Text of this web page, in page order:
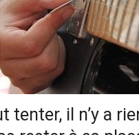
tenter, il n’y a